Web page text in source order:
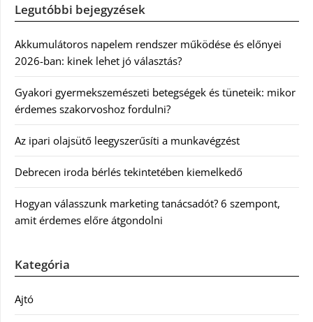
Legutóbbi bejegyzések
Akkumulátoros napelem rendszer működése és előnyei
2026-ban: kinek lehet jó választás?
Gyakori gyermekszemészeti betegségek és tüneteik: mikor
érdemes szakorvoshoz fordulni?
Az ipari olajsütő leegyszerűsíti a munkavégzést
Debrecen iroda bérlés tekintetében kiemelkedő
Hogyan válasszunk marketing tanácsadót? 6 szempont,
amit érdemes előre átgondolni
Kategória
Ajtó